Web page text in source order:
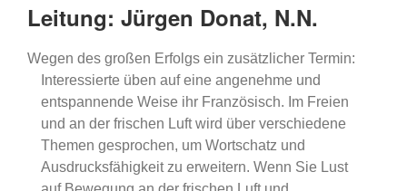
Leitung: Jürgen Donat, N.N.
Wegen des großen Erfolgs ein zusätzlicher Termin:
Interessierte üben auf eine angenehme und
entspannende Weise ihr Französisch. Im Freien
und an der frischen Luft wird über verschiedene
Themen gesprochen, um Wortschatz und
Ausdrucksfähigkeit zu erweitern. Wenn Sie Lust